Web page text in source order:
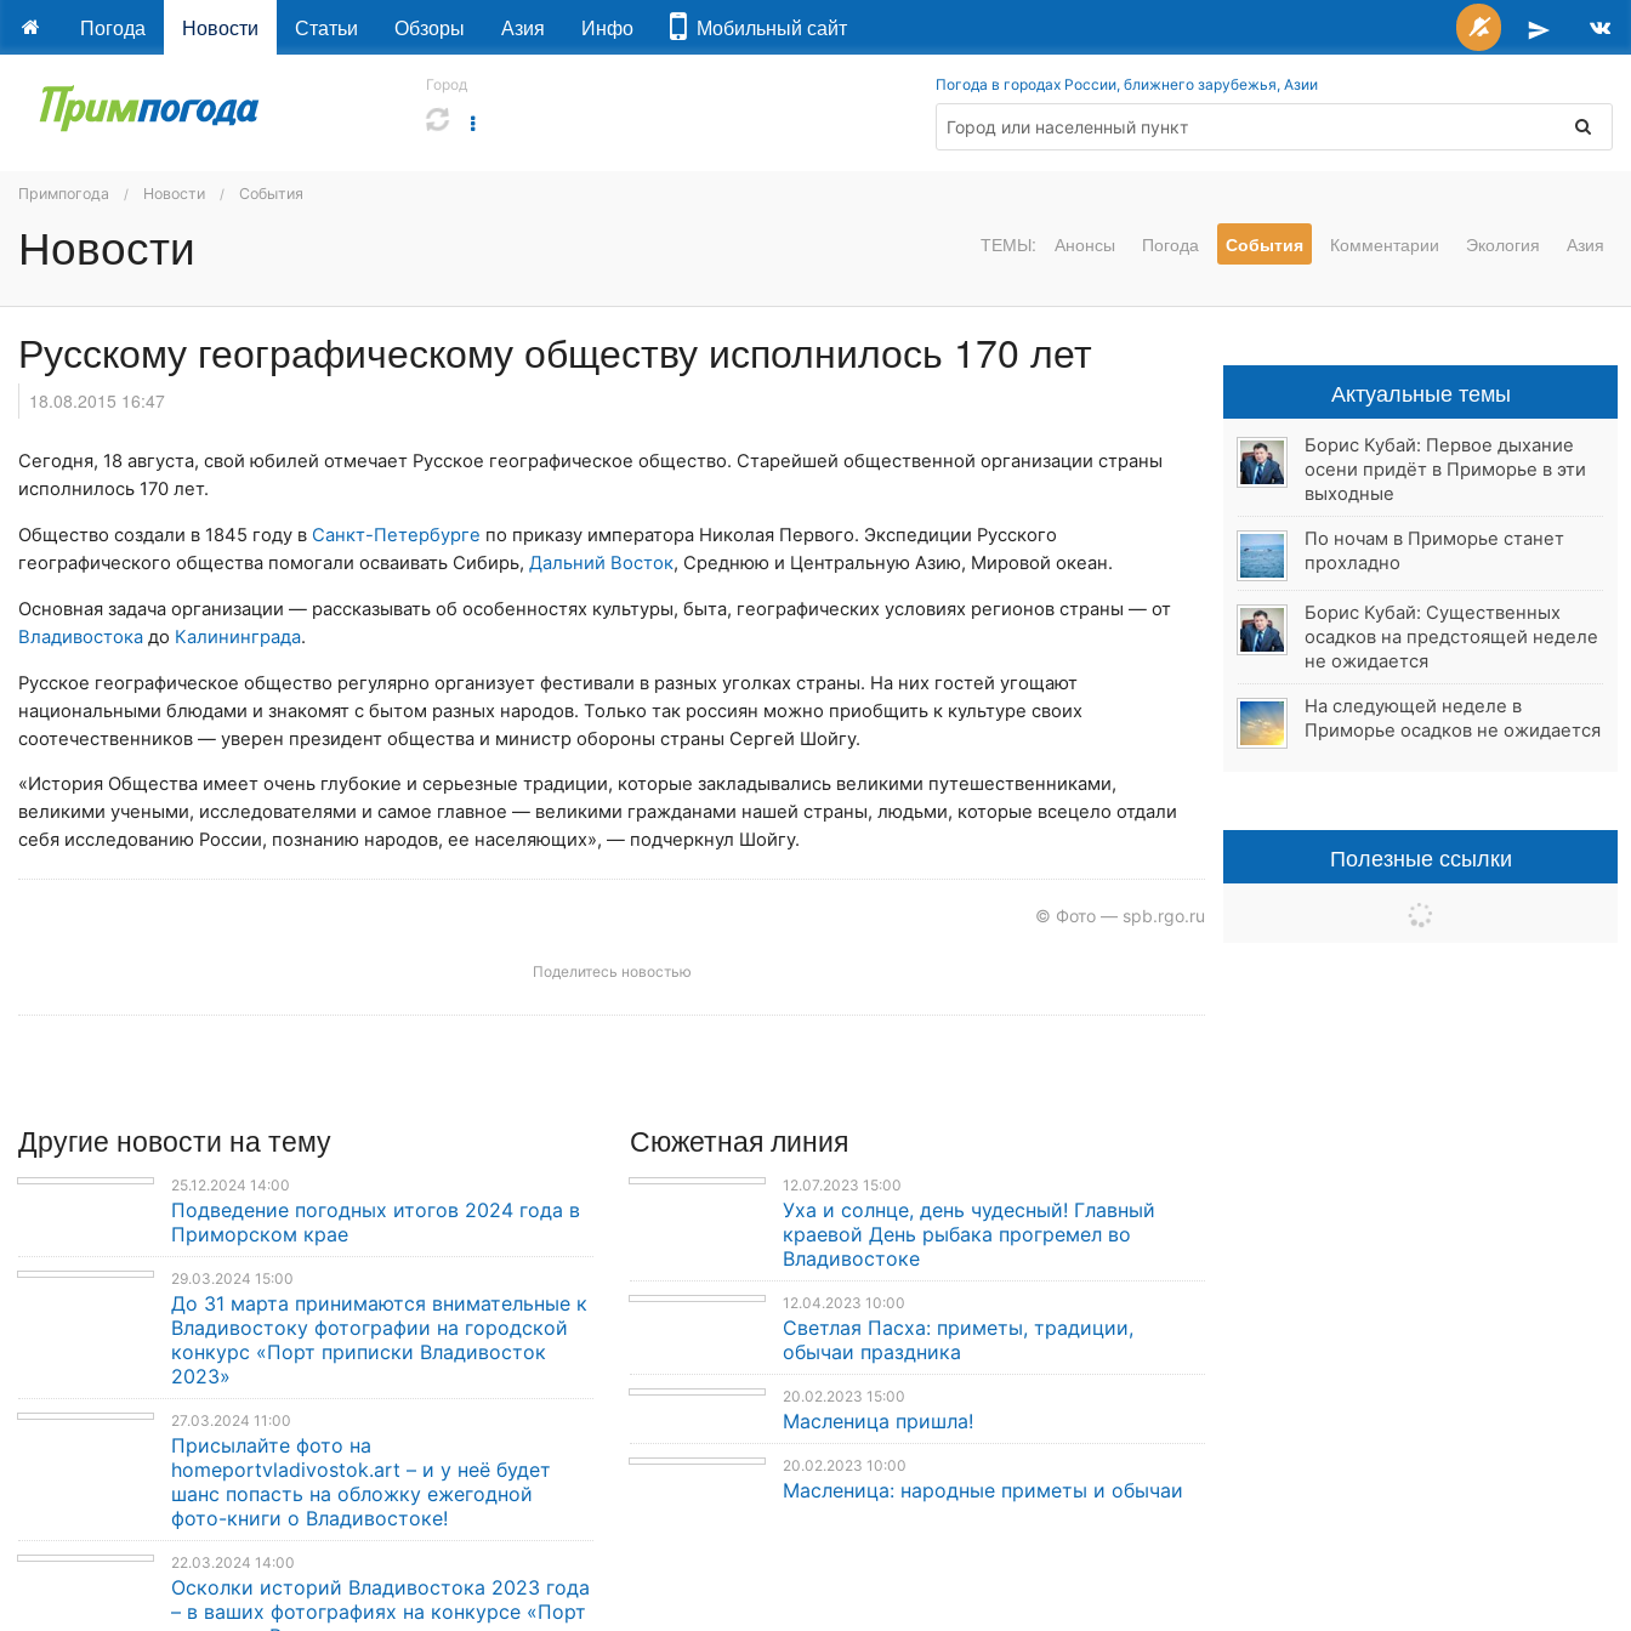
Погода Новости Статьи Обзоры Азия Инфо Мобильный сайт
Город Погода в городах России, ближнего зарубежья, Азии
Примпогода Новости События
Новости ТЕМЫ: Анонсы Погода События Комментарии Экология Азия
Русскому географическому обществу исполнилось 170 лет
18.08.2015 16:47
Сегодня, 18 августа, свой юбилей отмечает Русское географическое общество. Старейшей общественной организации страны
исполнилось 170 лет.
Общество создали в 1845 году в Санкт-Петербурге по приказу императора Николая Первого. Экспедиции Русского
географического общества помогали осваивать Сибирь, Дальний Восток, Среднюю и Центральную Азию, Мировой океан.
Основная задача организации — рассказывать об особенностях культуры, быта, географических условиях регионов страны — от
Владивостока до Калининграда.
Русское географическое общество регулярно организует фестивали в разных уголках страны. На них гостей угощают
национальными блюдами и знакомят с бытом разных народов. Только так россиян можно приобщить к культуре своих
соотечественников — уверен президент общества и министр обороны страны Сергей Шойгу.
«История Общества имеет очень глубокие и серьезные традиции, которые закладывались великими путешественниками,
великими учеными, исследователями и самое главное — великими гражданами нашей страны, людьми, которые всецело отдали
себя исследованию России, познанию народов, ее населяющих», — подчеркнул Шойгу.
© Фото — spb.rgo.ru
Поделитесь новостью
Другие новости на тему
25.12.2024 14:00
Подведение погодных итогов 2024 года в
Приморском крае
29.03.2024 15:00
До 31 марта принимаются внимательные к
Владивостоку фотографии на городской
конкурс «Порт приписки Владивосток
2023»
27.03.2024 11:00
Присылайте фото на
homeportvladivostok.art – и у неё будет
шанс попасть на обложку ежегодной
фото-книги о Владивостоке!
22.03.2024 14:00
Осколки историй Владивостока 2023 года
– в ваших фотографиях на конкурсе «Порт
Сюжетная линия
12.07.2023 15:00
Уха и солнце, день чудесный! Главный
краевой День рыбака прогремел во
Владивостоке
12.04.2023 10:00
Светлая Пасха: приметы, традиции,
обычаи праздника
20.02.2023 15:00
Масленица пришла!
20.02.2023 10:00
Масленица: народные приметы и обычаи
Актуальные темы
Борис Кубай: Первое дыхание
осени придёт в Приморье в эти
выходные
По ночам в Приморье станет
прохладно
Борис Кубай: Существенных
осадков на предстоящей неделе
не ожидается
На следующей неделе в
Приморье осадков не ожидается
Полезные ссылки